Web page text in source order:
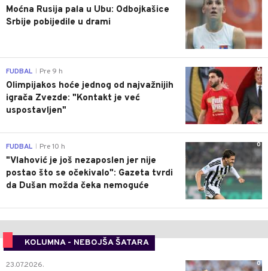
Moćna Rusija pala u Ubu: Odbojkašice
Srbije pobijedile u drami
0
FUDBAL Pre 9 h
Olimpijakos hoće jednog od najvažnijih
igrača Zvezde: "Kontakt je već
uspostavljen"
0
FUDBAL Pre 10 h
"Vlahović je još nezaposlen jer nije
postao što se očekivalo": Gazeta tvrdi
da Dušan možda čeka nemoguće
KOLUMNA - NEBOJŠA ŠATARA
0
23.07.2026.